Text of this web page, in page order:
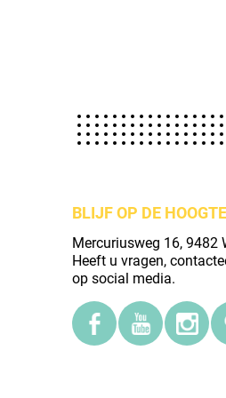
BLIJF OP DE HOOGTE
Mercuriusweg 16, 9482
Heeft u vragen,
op social media.